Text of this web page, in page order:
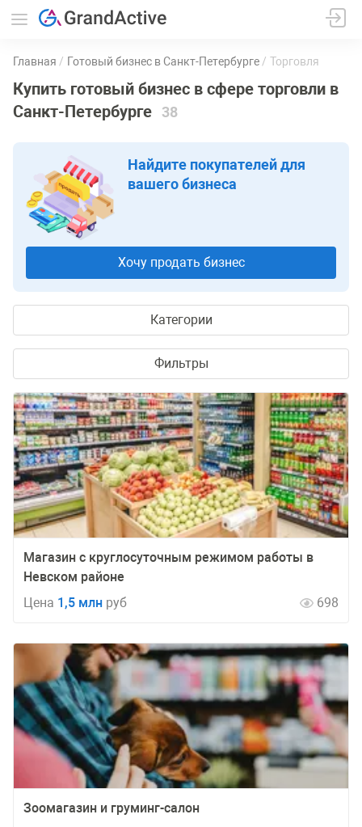
Главная Готовый бизнес в Санкт-Петербурге Торговля
Купить готовый бизнес в сфере торговли в
Санкт-Петербурге
38
Найдите покупателей для
вашего бизнеса
Хочу продать бизнес
Категории
Фильтры
Магазин с круглосуточным режимом работы в
Невском районе
Цена 1,5 млн руб 698
Зоомагазин и груминг-салон